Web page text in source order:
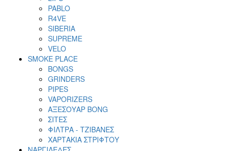
PABLO
R4VE
SIBERIA
SUPREME
VELO
SMOKE PLACE
BONGS
GRINDERS
PIPES
VAPORIZERS
ΑΞΕΣΟΥΑΡ BONG
ΣΙΤΕΣ
ΦΙΛΤΡΑ - ΤΖΙΒΑΝΕΣ
ΧΑΡΤΑΚΙΑ ΣΤΡΙΦΤΟΥ